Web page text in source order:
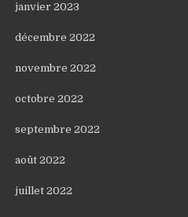
janvier 2023
décembre 2022
novembre 2022
octobre 2022
septembre 2022
août 2022
juillet 2022